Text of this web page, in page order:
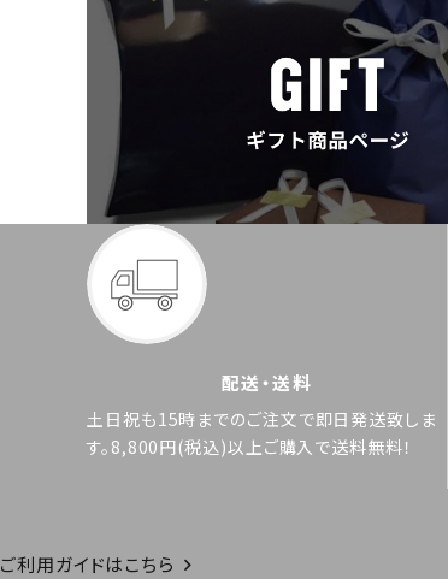
配送・送料
土日祝も15時までのご注文で即日発送致しま
す。8,800円(税込)以上ご購入で送料無料！
ご利用ガイドはこちら